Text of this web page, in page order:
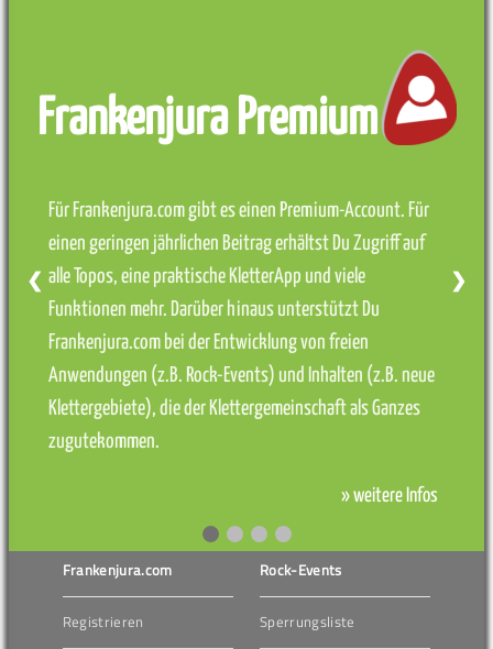
Frankenjura Premium
Für Frankenjura.com gibt es einen Premium-Account. Für
einen geringen jährlichen Beitrag erhältst Du Zugriff auf
alle Topos, eine praktische KletterApp und viele
Funktionen mehr. Darüber hinaus unterstützt Du
Frankenjura.com bei der Entwicklung von freien
Anwendungen (z.B. Rock-Events) und Inhalten (z.B. neue
Klettergebiete), die der Klettergemeinschaft als Ganzes
zugutekommen.
» weitere Infos
❮ ❯
Frankenjura.com
Registrieren
Rock-Events
Sperrungsliste